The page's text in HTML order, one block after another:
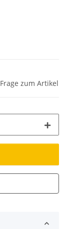
Frage zum Artikel